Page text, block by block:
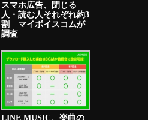
スマホ広告、閉じる
人・読む人それぞれ約3
割 マイボイスコムが
調査
LINE MUSIC、楽曲の